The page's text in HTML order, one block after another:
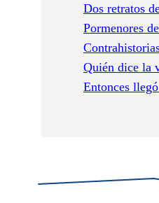
Dos retratos
Pormenores
Quién dice la
Entonces